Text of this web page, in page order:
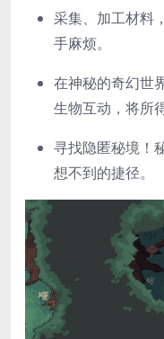
采集、加工材料
手麻烦。
在神秘的奇幻世
生物互动，将所
寻找隐匿秘境！
想不到的捷径。